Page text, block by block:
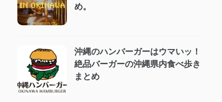
め。
沖縄のハンバーガーはウマいッ！
絶品バーガーの沖縄県内食べ歩き
まとめ